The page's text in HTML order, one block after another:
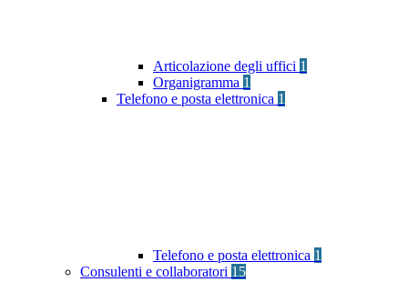
Articolazione degli uffici 1
Organigramma 1
Telefono e posta elettronica 1
Telefono e posta elettronica 1
Consulenti e collaboratori 15